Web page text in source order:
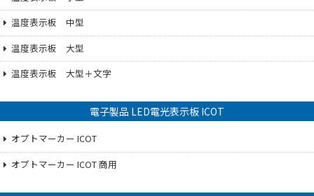
温度表示板 中型
温度表示板 大型
温度表示板 大型＋文字
電子製品 LED電光表示板 ICOT
オプトマーカー ICOT
オプトマーカー ICOT 商用